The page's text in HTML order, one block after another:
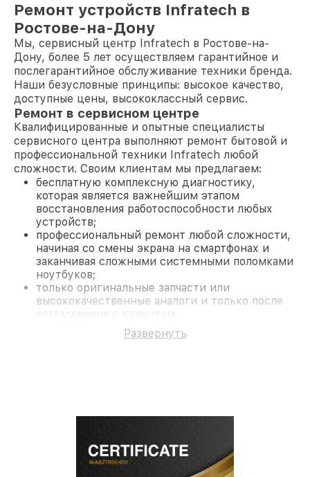
Ремонт устройств Infratech в
Ростове-на-Дону
Мы, сервисный центр Infratech в Ростове-на-
Дону, более 5 лет осуществляем гарантийное и
послегарантийное обслуживание техники бренда.
Наши безусловные принципы: высокое качество,
доступные цены, высококлассный сервис.
Ремонт в сервисном центре
Квалифицированные и опытные специалисты
сервисного центра выполняют ремонт бытовой и
профессиональной техники Infratech любой
сложности. Своим клиентам мы предлагаем:
бесплатную комплексную диагностику,
которая является важнейшим этапом
восстановления работоспособности любых
устройств;
профессиональный ремонт любой сложности,
начиная со смены экрана на смартфонах и
заканчивая сложными системными поломками
ноутбуков;
только оригинальные запчасти или
высококачественные аналоги и только после
согласования с клиентом.
На все работы и замененные комплектующие
предоставляется длительная гарантия. В случае
современное оборудование и
лицензированное ПО в ремонтно-
Развернуть